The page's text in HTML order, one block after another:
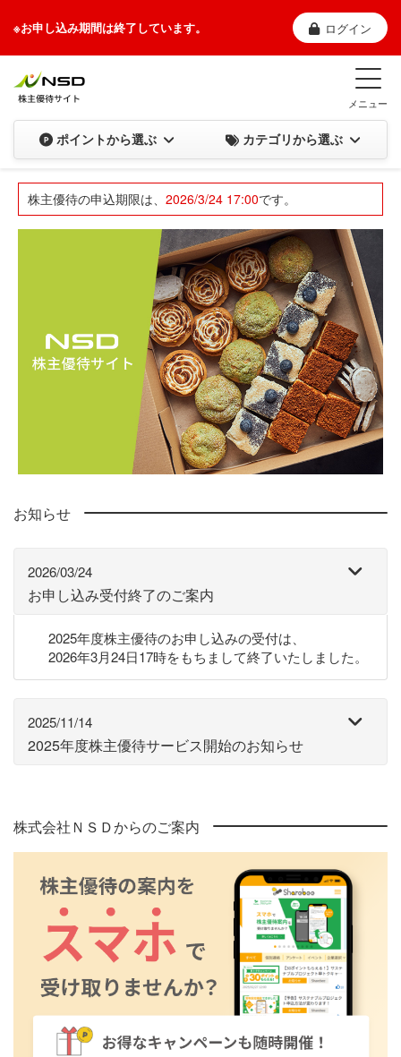
※お申し込み期間は終了しています。 ログイン
メニュー
ポイントから選ぶ カテゴリから選ぶ
株主優待の申込期限は、 2026/3/24 17:00です。
お知らせ
2026/03/24
お申し込み受付終了のご案内
2025年度株主優待のお申し込みの受付は、
2026年3月24日17時をもちまして終了いたしました。
2025/11/14
2025年度株主優待サービス開始のお知らせ
株式会社ＮＳＤからのご案内